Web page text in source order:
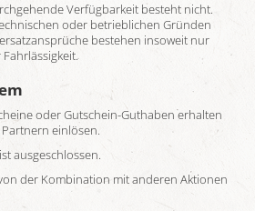
Verfügbarkeit besteht nicht.
oder betrieblichen Gründen
bestehen insoweit nur
oder Gutschein-Guthaben erhalten
einlösen.
ausgeschlossen.
der Kombination mit anderen Aktionen